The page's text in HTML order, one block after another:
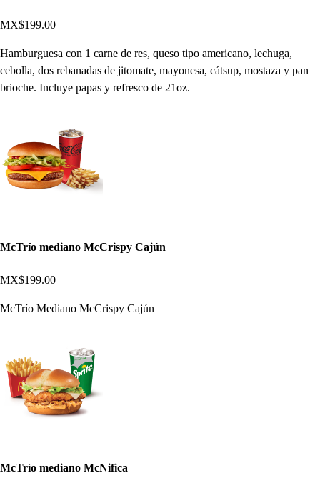
MX$199.00
Hamburguesa con 1 carne de res, queso tipo americano, lechuga,
cebolla, dos rebanadas de jitomate, mayonesa, cátsup, mostaza y pan
brioche. Incluye papas y refresco de 21oz.
McTrío mediano McCrispy Cajún
MX$199.00
McTrío Mediano McCrispy Cajún
McTrío mediano McNifica